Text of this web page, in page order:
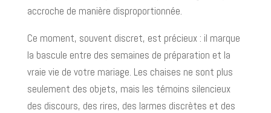
accroche de manière disproportionnée.
Ce moment, souvent discret, est précieux : il marque
la bascule entre des semaines de préparation et la
vraie vie de votre mariage. Les chaises ne sont plus
seulement des objets, mais les témoins silencieux
des discours, des rires, des larmes discrètes et des